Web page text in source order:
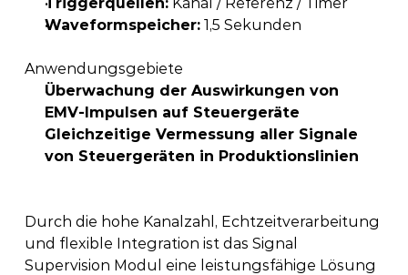
Waveformspeicher: 1,5 Sekunden
Anwendungsgebiete
Überwachung der Auswirkungen von
EMV-Impulsen auf Steuergeräte
Gleichzeitige Vermessung aller Signale
von Steuergeräten in Produktionslinien
Durch die hohe Kanalzahl, Echtzeitverarbeitung
und flexible Integration ist das Signal
Supervision Modul eine leistungsfähige Lösung